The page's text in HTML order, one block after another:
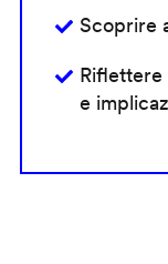
Scoprire
Riflettere
e